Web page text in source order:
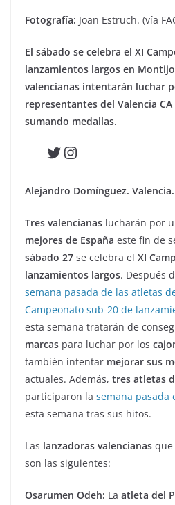
Fotografía: Joan Estruch. (vía
El sábado se celebra el XI
lanzamientos largos en
valencianas intentarán luchar
representantes del Valencia
sumando medallas.
Twitter
Instagram
Alejandro Domínguez. Valencia.
Tres valencianas lucharán por
mejores de España este fin de
sábado 27 se celebra el XI
lanzamientos largos. Después
semana pasada de las atletas
Campeonato sub-20 de
esta semana tratarán de
marcas para luchar por los
también intentar mejorar sus
actuales. Además, tres atletas
participaron la semana pasada
esta semana tras sus hitos.
Las lanzadoras valencianas que
son las siguientes:
Osarumen Odeh: La atleta del